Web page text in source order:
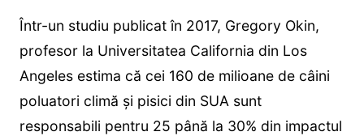
Într-un studiu publicat în 2017, Gregory Okin,
profesor la Universitatea California din Los
Angeles estima că cei 160 de milioane de câini
poluatori climă și pisici din SUA sunt
responsabili pentru 25 până la 30% din impactul